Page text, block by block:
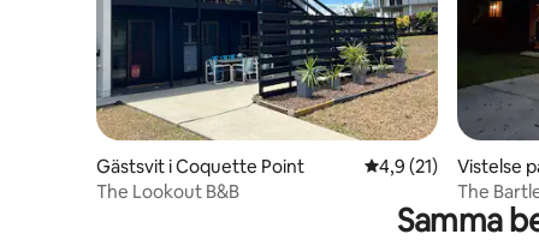
Gästsvit i Coquette Point 4,9 av 5 i
4,9 (21)
The Lookout B&B
Vistelse
ntown
The
Samma